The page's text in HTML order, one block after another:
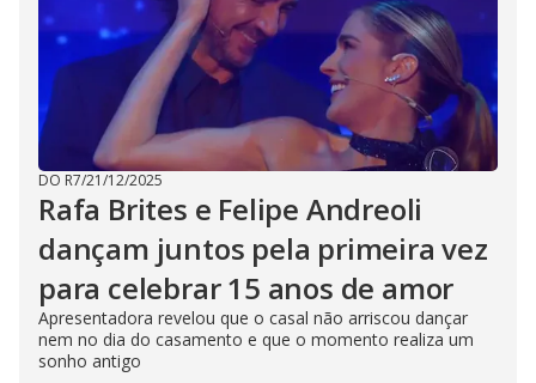
DO R7/21/12/2025
Rafa Brites e Felipe Andreoli
dançam juntos pela primeira vez
para celebrar 15 anos de amor
Apresentadora revelou que o casal não arriscou dançar
nem no dia do casamento e que o momento realiza um
sonho antigo